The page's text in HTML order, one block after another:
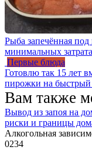
Рыба запечённая
минимальных
Первые блюда
Готовлю так 15 лет
пирожки на быстрый
Вам также
Вывод из запоя на
риски и границы
Алкогольная
0234